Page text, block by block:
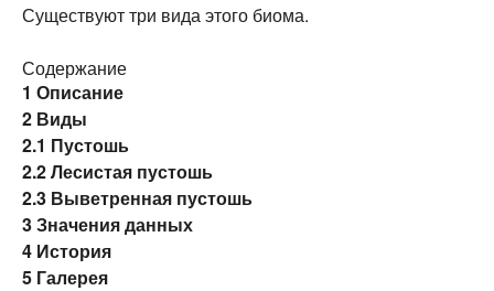
Существуют три вида этого биома.
Содержание
1 Описание
2 Виды
2.1 Пустошь
2.2Лесистая пустошь
2.3 Выветренная пустошь
3Значения данных
4 История
5 Галерея